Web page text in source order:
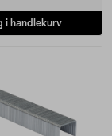
i handlekurv